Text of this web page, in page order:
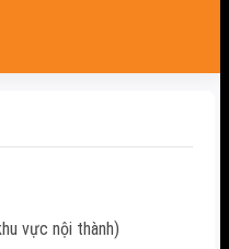
vực nội thành)